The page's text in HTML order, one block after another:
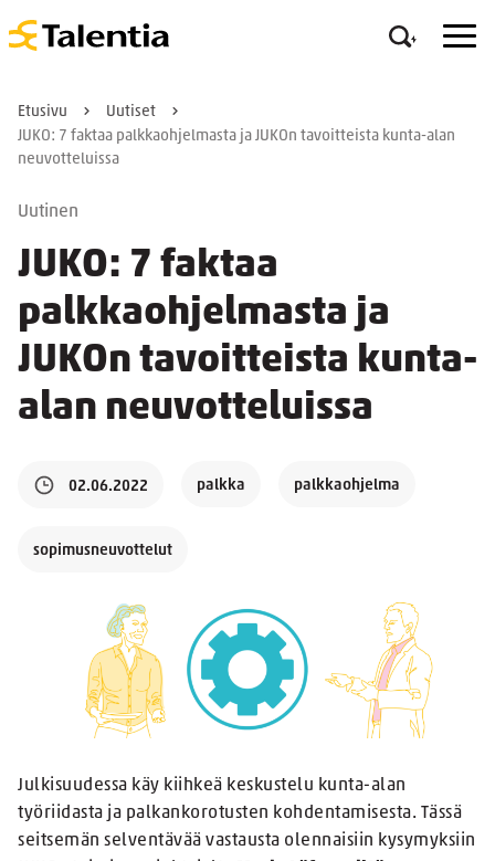
Etusivu
Uutiset
JUKO: 7 faktaa palkkaohjelmasta ja JUKOn tavoitteista kunta-alan
neuvotteluissa
Uutinen
JUKO: 7 faktaa
palkkaohjelmasta ja
JUKOn tavoitteista kunta-
alan neuvotteluissa
02.06.2022 palkka palkkaohjelma
sopimusneuvottelut
Julkisuudessa käy kiihkeä keskustelu kunta-alan
työriidasta ja palkankorotusten kohdentamisesta. Tässä
seitsemän selventävää vastausta olennaisiin kysymyksiin